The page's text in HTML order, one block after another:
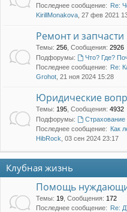
Последнее сообщение: Re:
KirillMonakova , 27 фев 2021
Ремонт и запчасти
Темы: 256 Сообщения: 2926
Подфорумы:
Что? Где?
Последнее сообщение: Re:
Grohot , 21 ноя 2024 15:28
Юридические
Темы: 195 Сообщения: 4932
Подфорумы:
Страхование
Последнее сообщение: Как
HibRock , 03 сен 2024 23:17
Клубная жизнь
Помощь
Темы: 19 Сообщения: 172
Последнее сообщение: Re: